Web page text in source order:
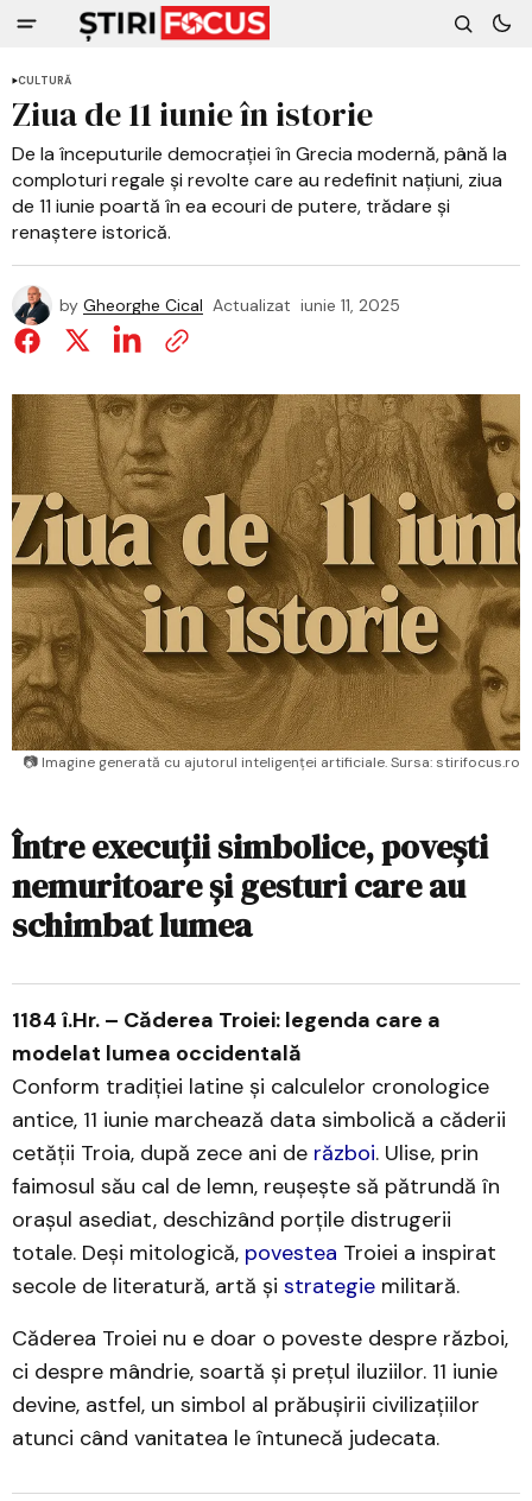
CULTURĂ
Ziua de 11 iunie în istorie
De la începuturile democrației în Grecia modernă, până la
comploturi regale și revolte care au redefinit națiuni, ziua
de 11 iunie poartă în ea ecouri de putere, trădare și
renaștere istorică.
by Gheorghe Cical Actualizat iunie 11, 2025
📷 Imagine generată cu ajutorul inteligenței artificiale. Sursa: stirifocus.ro
Între execuții simbolice, povești
nemuritoare și gesturi care au
schimbat lumea
1184 î.Hr. – Căderea Troiei: legenda care a
modelat lumea occidentală
Conform tradiției latine și calculelor cronologice
antice, 11 iunie marchează data simbolică a căderii
cetății Troia, după zece ani de război. Ulise, prin
faimosul său cal de lemn, reușește să pătrundă în
orașul asediat, deschizând porțile distrugerii
totale. Deși mitologică, povestea Troiei a inspirat
secole de literatură, artă și strategie militară.
Căderea Troiei nu e doar o poveste despre război,
ci despre mândrie, soartă și prețul iluziilor. 11 iunie
devine, astfel, un simbol al prăbușirii civilizațiilor
atunci când vanitatea le întunecă judecata.